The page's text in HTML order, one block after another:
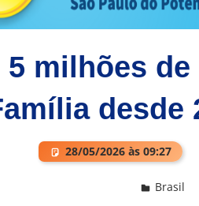
5 milhões
desde
28/05/2026 às 09:27